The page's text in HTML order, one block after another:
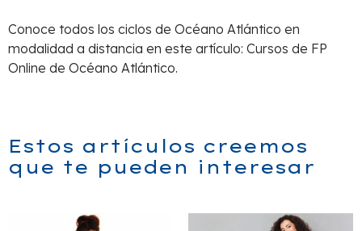
Conoce todos los ciclos de Océano Atlántico en
modalidad a distancia en este artículo: Cursos de FP
Online de Océano Atlántico.
Estos artículos creemos
que te pueden interesar